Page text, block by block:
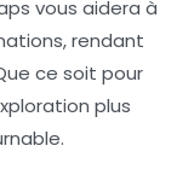
vous aidera à
rendant
ce soit pour
plus